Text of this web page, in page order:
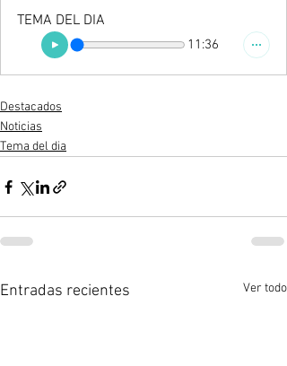
TEMA DEL DIA
11:36
Destacados
Noticias
Tema del dia
Entradas recientes Ver todo